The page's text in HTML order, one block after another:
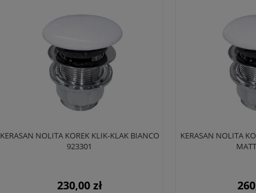
KERASAN NOLITA KOREK KLIK-KLAK BIANCO
923301
230,00 zł
KERASAN NOLITA